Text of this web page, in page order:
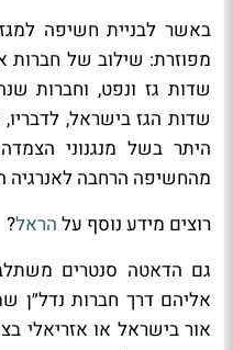
באשר לבניית חשיפה
מפוזרת: שילוב של חברות
שדות גז ונפט, וחברות
שדות הגז בישראל,
היתר בשל מנגנוני
מהחשיפה הרחבה לאנרגיה
רוצים מידע נוסף על הראל?
גם הדאטה סנטרים
אליהם דרך חברות נדל״ן
אור בישראל או אזריאלי